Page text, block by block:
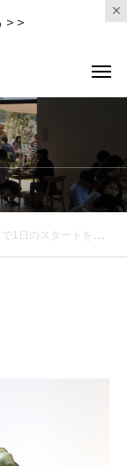
>>
穀物本来の味が楽しめるオリジナルから、グラノーラの味としては珍しいきなこ、ジンジャーをご用意しております◎試食用もご用意してますので店頭にてご賞味ください◎.#鹿糠#カヌカ#グラノーラ#haus #haus_matsue #hausmatsue #松江カフェ #島根カフェ #松江 #島根 #山陰